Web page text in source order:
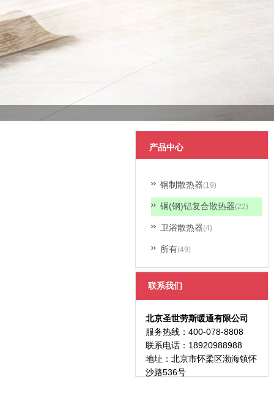
产品中心
钢制散热器(19)
铜(钢)铝复合散热器(22)
卫浴散热器(4)
所有(49)
联系我们
北京圣世劳斯暖通有限公司
服务热线：400-078-8808
联系电话：18920988988
地址：北京市怀柔区渤海镇怀
沙路536号